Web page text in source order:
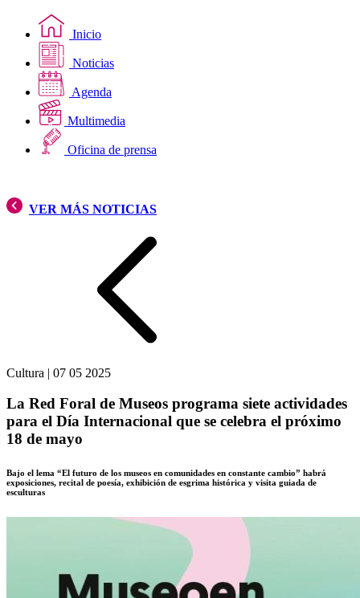
Inicio
Noticias
Agenda
Multimedia
Oficina de prensa
VER MÁS NOTICIAS
Cultura | 07 05 2025
La Red Foral de Museos programa siete actividades
para el Día Internacional que se celebra el próximo
18 de mayo
Bajo el lema “El futuro de los museos en comunidades en constante cambio” habrá
exposiciones, recital de poesía, exhibición de esgrima histórica y visita guiada de
esculturas